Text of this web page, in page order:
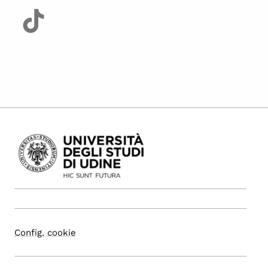
Config. cookie